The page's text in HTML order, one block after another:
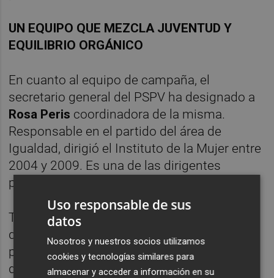
UN EQUIPO QUE MEZCLA JUVENTUD Y
EQUILIBRIO ORGÁNICO
En cuanto al equipo de campaña, el
secretario general del PSPV ha designado a
Rosa Peris coordinadora de la misma.
Responsable en el partido del área de
Igualdad, dirigió el Instituto de la Mujer entre
2004 y 2009. Es una de las dirigentes
próximas al histórico
También forma parte del organigrama uno
de los alcaldesa socialistas con mayor
proyección,Jorge Rodríguez. El primer edil
de Ontinyent, en su día posicionado con
Uso responsable de sus
datos
Nosotros y nuestros socios utilizamos
cookies y tecnologías similares para
almacenar y acceder a información en su